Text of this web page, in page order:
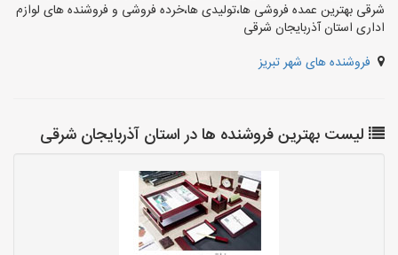
شرقی بهترین عمده فروشی ها،تولیدی ها،خرده فروشی و فروشنده های لوازم
اداری استان آذربایجان شرقی
فروشنده های شهر تبریز
لیست بهترین فروشنده ها در استان آذربایجان شرقی